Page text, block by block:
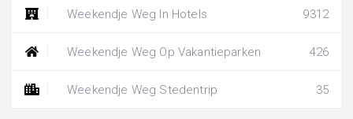
Weekendje Weg In Hotels 9312
Weekendje Weg Op Vakantieparken 426
Weekendje Weg Stedentrip 35